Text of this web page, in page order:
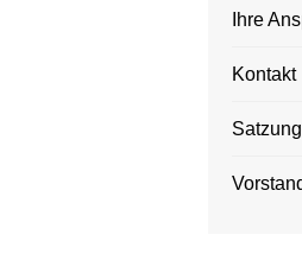
Ihre
Kontakt